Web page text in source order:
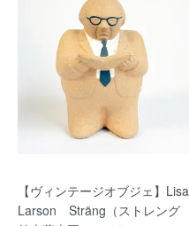
【ヴィンテージオブジェ】Lisa
Larson Sträng（ストレング